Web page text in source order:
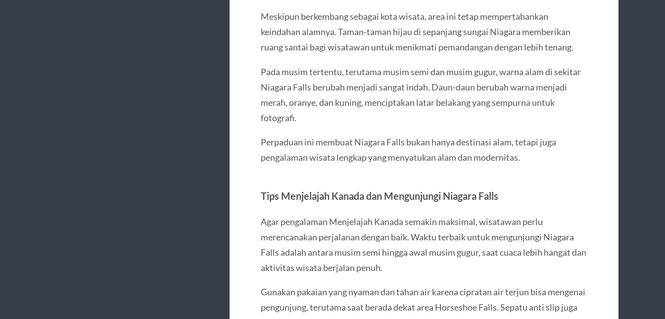
Meskipun berkembang sebagai kota wisata, area ini tetap mempertahankan
keindahan alamnya. Taman-taman hijau di sepanjang sungai Niagara memberikan
ruang santai bagi wisatawan untuk menikmati pemandangan dengan lebih tenang.
Pada musim tertentu, terutama musim semi dan musim gugur, warna alam di sekitar
Niagara Falls berubah menjadi sangat indah. Daun-daun berubah warna menjadi
merah, oranye, dan kuning, menciptakan latar belakang yang sempurna untuk
fotografi.
Perpaduan ini membuat Niagara Falls bukan hanya destinasi alam, tetapi juga
pengalaman wisata lengkap yang menyatukan alam dan modernitas.
Tips Menjelajah Kanada dan Mengunjungi Niagara Falls
Agar pengalaman Menjelajah Kanada semakin maksimal, wisatawan perlu
merencanakan perjalanan dengan baik. Waktu terbaik untuk mengunjungi Niagara
Falls adalah antara musim semi hingga awal musim gugur, saat cuaca lebih hangat dan
aktivitas wisata berjalan penuh.
Gunakan pakaian yang nyaman dan tahan air karena cipratan air terjun bisa mengenai
pengunjung, terutama saat berada dekat area Horseshoe Falls. Sepatu anti slip juga